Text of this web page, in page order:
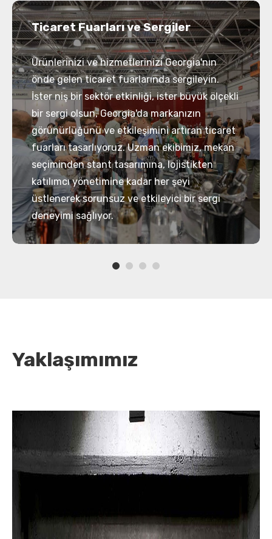
Ticaret Fuarları ve Sergiler
Ürünlerinizi ve hizmetlerinizi Georgia'nın
önde gelen ticaret fuarlarında sergileyin.
İster niş bir sektör etkinliği, ister büyük ölçekli
bir sergi olsun, Georgia'da markanızın
görünürlüğünü ve etkileşimini artıran ticaret
fuarları tasarlıyoruz. Uzman ekibimiz, mekan
seçiminden stant tasarımına, lojistikten
katılımcı yönetimine kadar her şeyi
üstlenerek sorunsuz ve etkileyici bir sergi
deneyimi sağlıyor.
Yaklaşımımız